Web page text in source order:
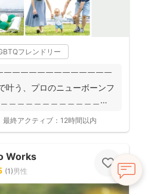
フレンドリー
￣￣￣￣￣￣￣￣￣￣￣￣
、プロのニューボーンフ
＿＿＿＿＿＿＿＿＿＿＿
最終アクティブ： 12時間以内
Works
(1)男性